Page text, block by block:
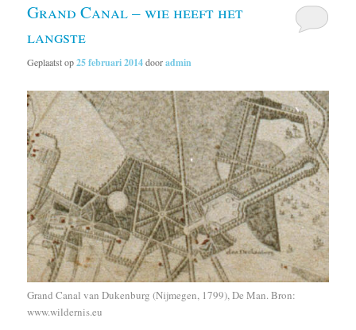
Grand Canal – wie heeft het
langste
Geplaatst op25 februari 2014dooradmin
Grand Canal van Dukenburg (Nijmegen, 1799), De Man. Bron:
www.wildernis.eu